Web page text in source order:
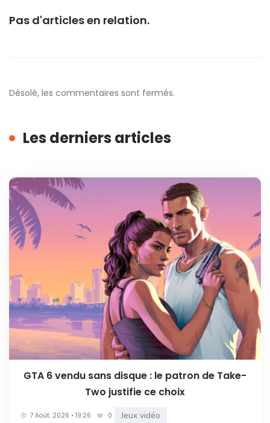
Pas d'articles en relation.
Désolé, les commentaires sont fermés.
Les derniers articles
GTA 6 vendu sans disque : le patron de Take-
Two justifie ce choix
7 Août. 2026 • 19:26 0 Jeux vidéo